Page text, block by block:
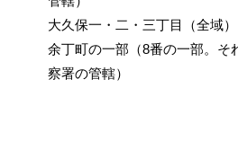
大久保一・二・三丁目（全域）
余丁町の一部（8番の一部。そ
察署の管轄）